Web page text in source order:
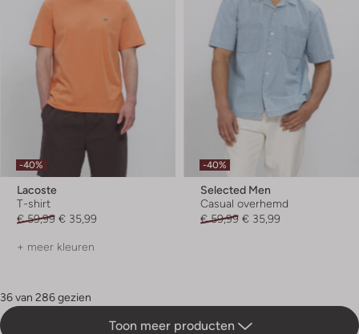
-40%
Lacoste
T-shirt
€ 59,99 € 35,99
+ meer kleuren
-40%
Selected Men
Casual overhemd
€ 59,99 € 35,99
36 van 286 gezien
Toon meer producten